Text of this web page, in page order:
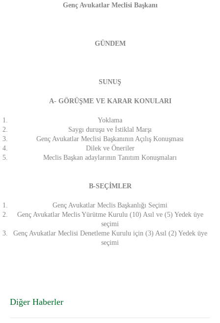
Genç Avukatlar Meclisi Başkanı
GÜNDEM
SUNUŞ
A- GÖRÜŞME VE KARAR KONULARI
Yoklama
Saygı duruşu ve İstiklal Marşı
Genç Avukatlar Meclisi Başkanının Açılış Konuşması
Dilek ve Öneriler
Meclis Başkan adaylarının Tanıtım Konuşmaları
B-SEÇİMLER
Genç Avukatlar Meclis Başkanlığı Seçimi
Genç Avukatlar Meclis Yürütme Kurulu (10) Asıl ve (5) Yedek üye
seçimi
Genç Avukatlar Meclisi Denetleme Kurulu için (3) Asıl (2) Yedek üye
seçimi
Diğer Haberler